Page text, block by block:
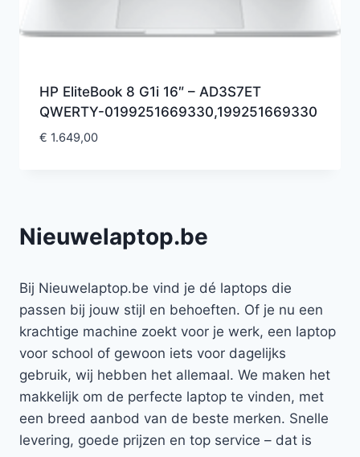
HP EliteBook 8 G1i 16″ – AD3S7ET
QWERTY-0199251669330,199251669330
€ 1.649,00
Nieuwelaptop.be
Bij Nieuwelaptop.be vind je dé laptops die
passen bij jouw stijl en behoeften. Of je nu een
krachtige machine zoekt voor je werk, een laptop
voor school of gewoon iets voor dagelijks
gebruik, wij hebben het allemaal. We maken het
makkelijk om de perfecte laptop te vinden, met
een breed aanbod van de beste merken. Snelle
levering, goede prijzen en top service – dat is